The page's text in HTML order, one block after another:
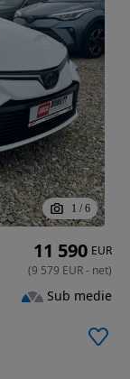
1 / 6
11 590 EUR
(9 579 EUR- net)
Sub medie